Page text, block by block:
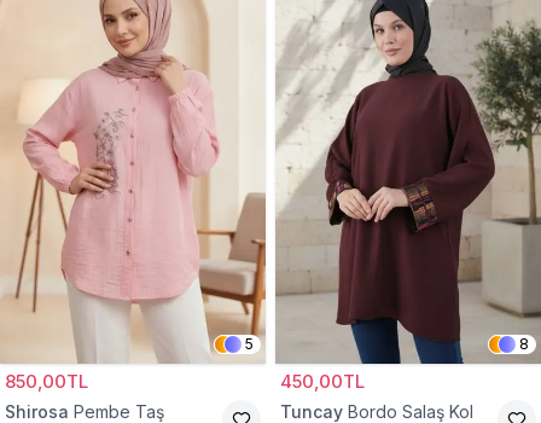
5
850,00TL
Shirosa Pembe Taş
8
450,00TL
Tuncay Bordo Salaş Kol